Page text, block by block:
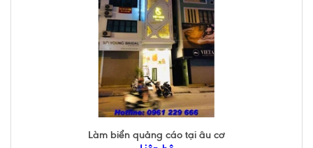
Làm biển quảng cáo tại âu cơ